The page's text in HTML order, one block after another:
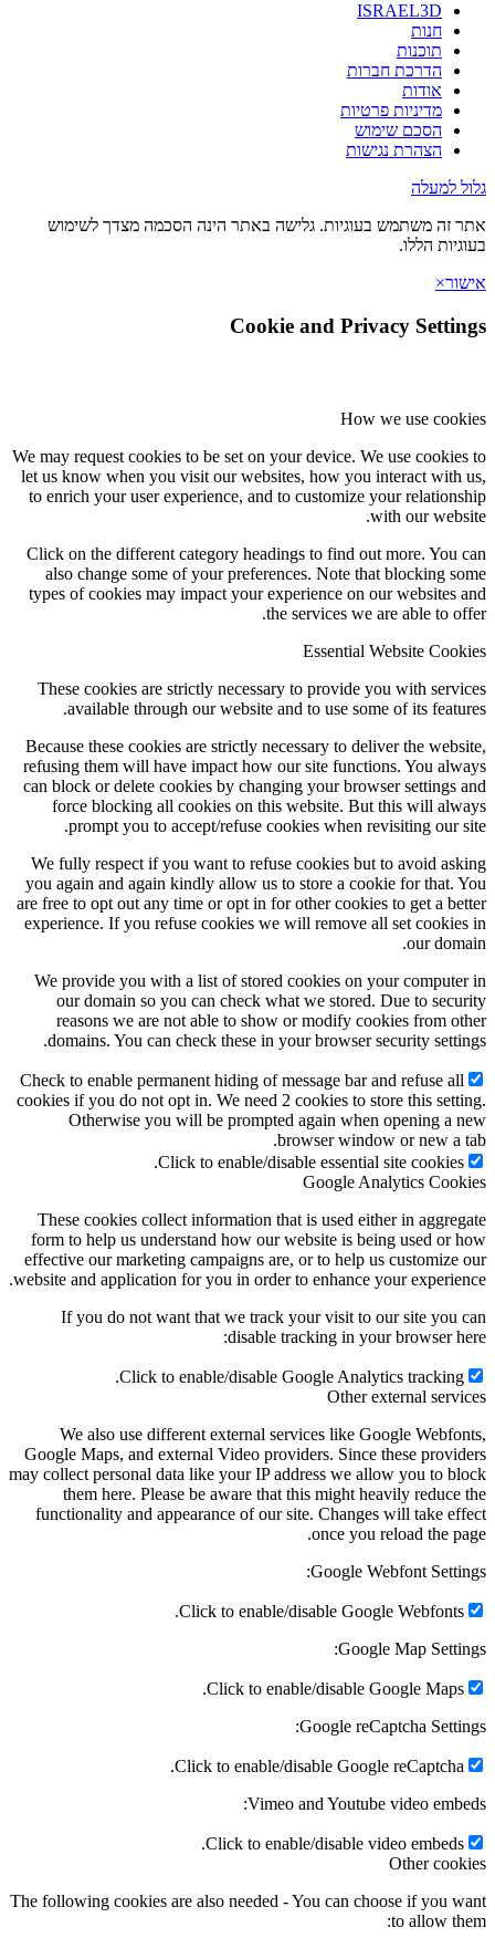
ISRAEL3D
חנות
תוכנות
הדרכת חברות
אודות
מדיניות פרטיות
הסכם שימוש
הצהרת נגישות
גלול למעלה
אתר זה משתמש בעוגיות. גלישה באתר הינה הסכמה מצדך לשימוש
בעוגיות הללו.
אישור×
Cookie and Privacy Settings
How we use cookies
We may request cookies to be set on your device. We use cookies to
let us know when you visit our websites, how you interact with us,
to enrich your user experience, and to customize your relationship
with our website.
Click on the different category headings to find out more. You can
also change some of your preferences. Note that blocking some
types of cookies may impact your experience on our websites and
the services we are able to offer.
Essential Website Cookies
These cookies are strictly necessary to provide you with services
available through our website and to use some of its features.
Because these cookies are strictly necessary to deliver the website,
refusing them will have impact how our site functions. You always
can block or delete cookies by changing your browser settings and
force blocking all cookies on this website. But this will always
prompt you to accept/refuse cookies when revisiting our site.
We fully respect if you want to refuse cookies but to avoid asking
you again and again kindly allow us to store a cookie for that. You
are free to opt out any time or opt in for other cookies to get a better
experience. If you refuse cookies we will remove all set cookies in
our domain.
We provide you with a list of stored cookies on your computer in
our domain so you can check what we stored. Due to security
reasons we are not able to show or modify cookies from other
domains. You can check these in your browser security settings.
Check to enable permanent hiding of message bar and refuse all
cookies if you do not opt in. We need 2 cookies to store this setting.
Otherwise you will be prompted again when opening a new
browser window or new a tab.
Click to enable/disable essential site cookies.
Google Analytics Cookies
These cookies collect information that is used either in aggregate
form to help us understand how our website is being used or how
effective our marketing campaigns are, or to help us customize our
website and application for you in order to enhance your experience.
If you do not want that we track your visit to our site you can
disable tracking in your browser here:
Click to enable/disable Google Analytics tracking.
Other external services
We also use different external services like Google Webfonts,
Google Maps, and external Video providers. Since these providers
may collect personal data like your IP address we allow you to block
them here. Please be aware that this might heavily reduce the
functionality and appearance of our site. Changes will take effect
once you reload the page.
Google Webfont Settings:
Click to enable/disable Google Webfonts.
Google Map Settings:
Click to enable/disable Google Maps.
Google reCaptcha Settings:
Click to enable/disable Google reCaptcha.
Vimeo and Youtube video embeds:
Click to enable/disable video embeds.
Other cookies
The following cookies are also needed - You can choose if you want
to allow them: